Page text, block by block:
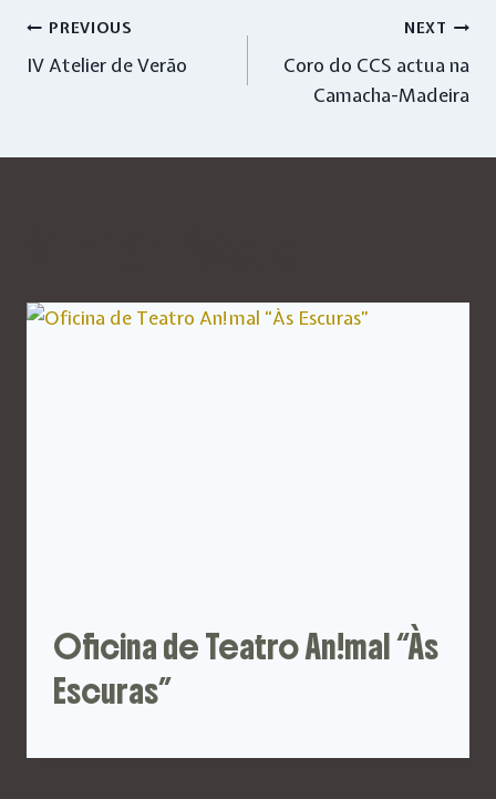
Navegação
de
artigos
PREVIOUS
IV Atelier de Verão
NEXT
Coro do CCS actua na
Camacha-Madeira
Oficina de Teatro An!mal “Às
Escuras”